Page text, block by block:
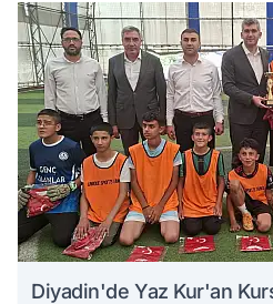
Diyadin'de Yaz Kur'an